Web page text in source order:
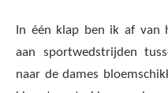
In één klap ben ik af van
aan sportwedstrijden
naar de dames